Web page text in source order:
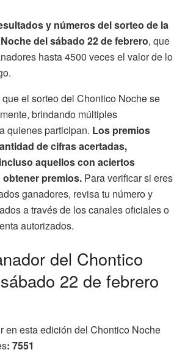
y números del sorteo de la
del sábado 22 de febrero, que
hasta 4500 veces el valor de lo
el sorteo del Chontico Noche se
brindando múltiples
quienes participan. Los premios
de cifras acertadas,
aquellos con aciertos
premios. Para verificar si eres
ganadores, revisa tu número y
a través de los canales oficiales o
autorizados.
del Chontico
22 de febrero
en esta edición del Chontico Noche
: 7551